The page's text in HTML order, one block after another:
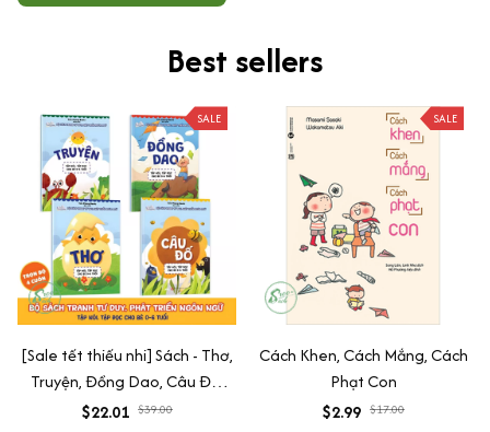
Best sellers
SALE
[Sale tết thiếu nhi] Sách - Thơ,
Truyện, Đồng Dao, Câu Đố,
Tập Nói Tập Đọc Cho Bé 0-6
$22.01 $39.00
SALE
Cách Khen, Cách Mắng, Cách
Phạt Con
$2.99 $17.00